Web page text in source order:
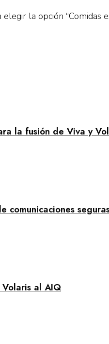
la opción “Comidas
la fusión de Viva y
al AIQ